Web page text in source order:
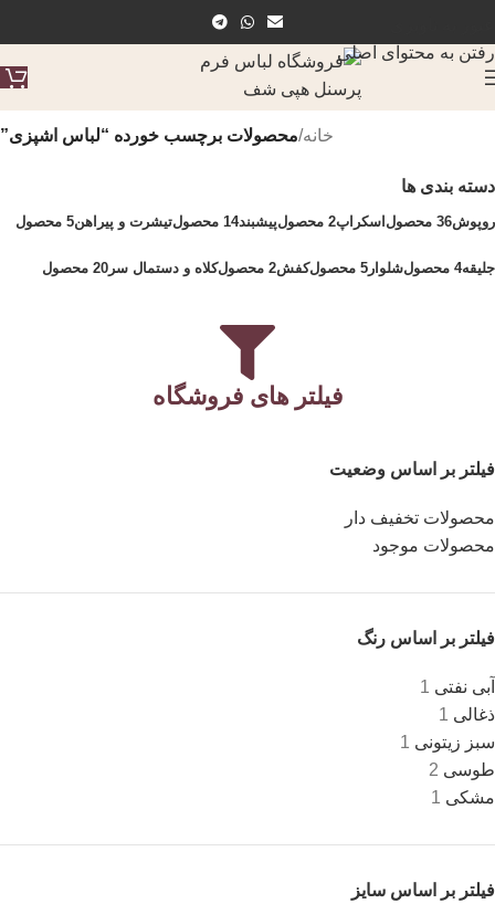
رفتن به محتوای اصلی
خانه/محصولات برچسب خورده “لباس اشپزی”
دسته بندی ها
روپوش36 محصول اسکراپ2 محصول پیشبند14 محصول تیشرت و پیراهن5 محصول
جلیقه4 محصول شلوار 5 محصول کفش2 محصول کلاه و دستمال سر 20 محصول
فیلتر های فروشگاه
فیلتر بر اساس وضعیت
محصولات تخفیف دار
محصولات موجود
فیلتر بر اساس رنگ
آبی نفتی 1
ذغالی 1
سبز زیتونی 1
طوسی 2
مشکی 1
فیلتر بر اساس سایز